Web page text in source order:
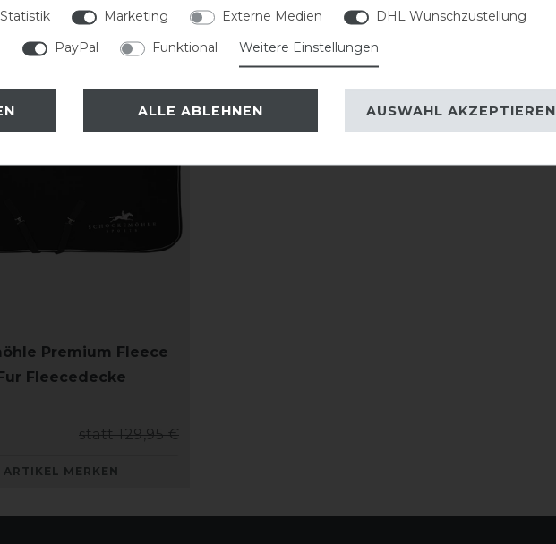
Premium Fleece
Fleecedecke
statt 129,95 €
ARTIKEL MERKEN
Statistik Marketing Externe Medien
DHL Wunschzustellung
PayPal
Funktional Weitere Einstellungen
ALLE ABLEHNEN AUSWAHL AKZEPTIEREN